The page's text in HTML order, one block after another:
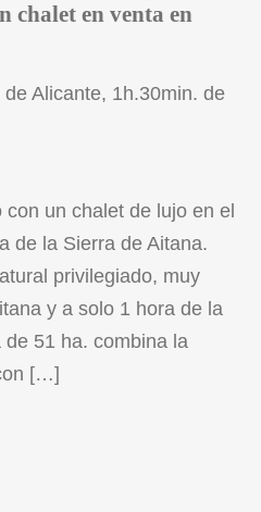
chalet en venta en
Alicante, 1h.30min. de
un chalet de lujo en el
de la Sierra de Aitana.
privilegiado, muy
y a solo 1 hora de la
51 ha. combina la
[…]